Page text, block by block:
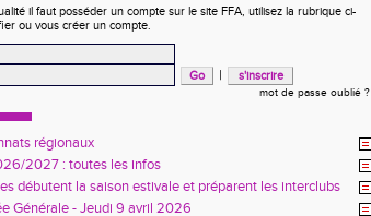
il faut posséder un compte sur le site FFA, utilisez la rubrique ci-
ou vous créer un compte.
|
mot de passe oublié ?
régionaux
2027 : toutes les infos
débutent la saison estivale et préparent les interclubs
Générale - Jeudi 9 avril 2026